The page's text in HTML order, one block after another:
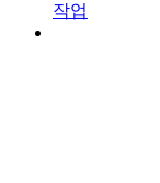
작업